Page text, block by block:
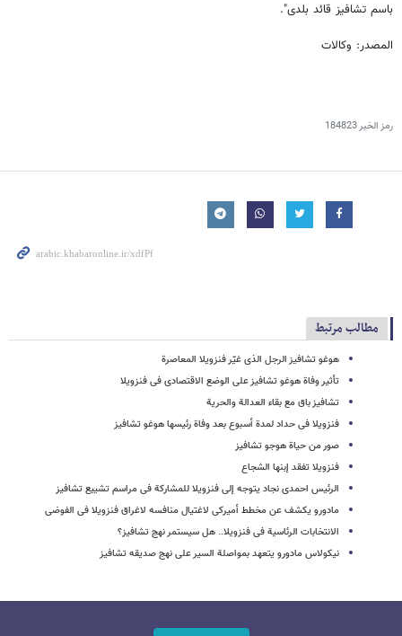
باسم تشافیز قائد بلدی".
المصدر: وکالات
رمز الخبر184823
مطالب مرتبط
هوغو تشافیز الرجل الذی غیّر فنزویلا المعاصرة
تأثیر وفاة هوغو تشافیز على الوضع الاقتصادی فی فنزویلا
تشافیز باق مع بقاء العدالة والحریة
فنزویلا فی حداد لمدة أسبوع بعد وفاة رئیسها هوغو تشافیز
صور من حیاة هوجو تشافیز
فنزویلا تفقد إبنها الشجاع
الرئیس احمدی نجاد یتوجه إلی فنزویلا للمشارکة فی مراسم تشییع تشافیز
مادورو یکشف عن مخطط أمیرکی لاغتیال منافسه لاغراق فنزویلا فی الفوضى
الانتخابات الرئاسیة فی فنزویلا.. هل سیستمر نهج تشافیز؟
نیکولاس مادورو یتعهد بمواصلة السیر على نهج صدیقه تشافیز